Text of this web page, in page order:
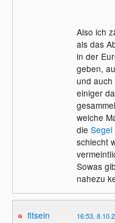
man
Also ich
als das
in der
geben,
und auch
einiger
welche
die Segel
schlecht
Sowas
nahezu
fitsein
16:53,